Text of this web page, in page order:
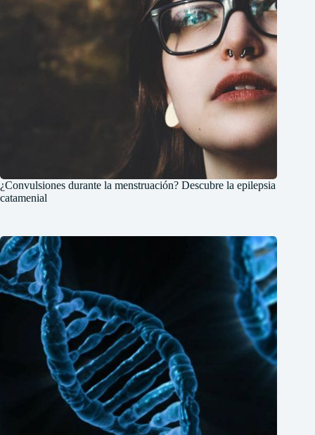
¿Convulsiones durante la menstruación? Descubre la epilepsia
catamenial